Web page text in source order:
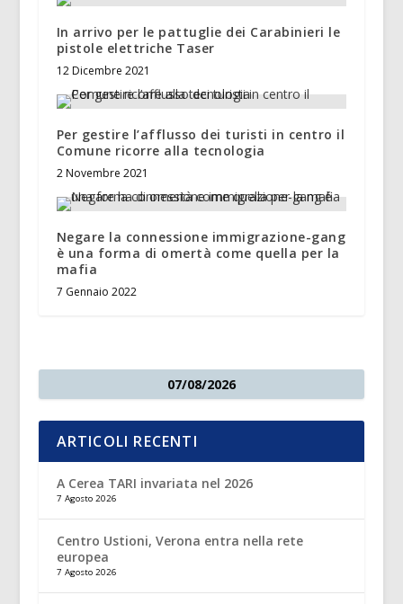
In arrivo per le pattuglie dei Carabinieri le
pistole elettriche Taser
12 Dicembre 2021
Per gestire l’afflusso dei turisti in centro il
Comune ricorre alla tecnologia
2 Novembre 2021
Negare la connessione immigrazione-gang
è una forma di omertà come quella per la
mafia
7 Gennaio 2022
07/08/2026
ARTICOLI RECENTI
A Cerea TARI invariata nel 2026
7 Agosto 2026
Centro Ustioni, Verona entra nella rete
europea
7 Agosto 2026